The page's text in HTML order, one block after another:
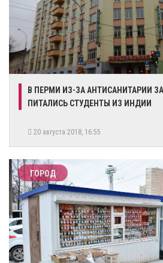
В ПЕРМИ ИЗ-ЗА АНТИСАНИТАРИИ
ПИТАЛИСЬ СТУДЕНТЫ ИЗ ИНДИИ
20 августа 2018, 16:55
ГОРОД